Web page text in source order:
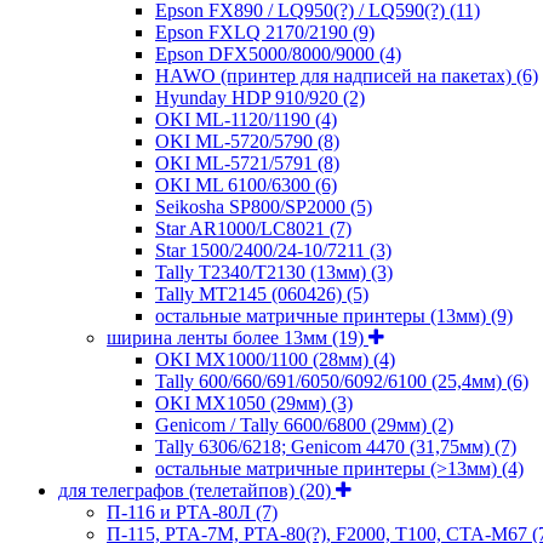
Epson FX890 / LQ950(?) / LQ590(?) (11)
Epson FXLQ 2170/2190 (9)
Epson DFX5000/8000/9000 (4)
HAWO (принтер для надписей на пакетах) (6)
Hyunday HDP 910/920 (2)
OKI ML-1120/1190 (4)
OKI ML-5720/5790 (8)
OKI ML-5721/5791 (8)
OKI ML 6100/6300 (6)
Seikosha SP800/SP2000 (5)
Star AR1000/LC8021 (7)
Star 1500/2400/24-10/7211 (3)
Tally T2340/T2130 (13мм) (3)
Tally MT2145 (060426) (5)
остальные матричные принтеры (13мм) (9)
ширина ленты более 13мм (19)
OKI MX1000/1100 (28мм) (4)
Tally 600/660/691/6050/6092/6100 (25,4мм) (6)
OKI MX1050 (29мм) (3)
Genicom / Tally 6600/6800 (29мм) (2)
Tally 6306/6218; Genicom 4470 (31,75мм) (7)
остальные матричные принтеры (>13мм) (4)
для телеграфов (телетайпов) (20)
П-116 и РТА-80Л (7)
П-115, РТА-7М, РТА-80(?), F2000, T100, СТА-М67